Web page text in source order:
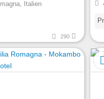
Italien
290